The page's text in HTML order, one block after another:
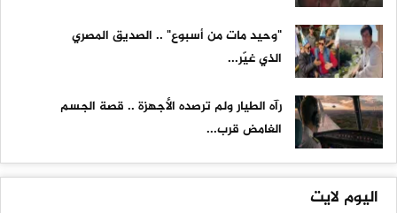
"وحيد مات من أسبوع" .. الصديق المصري
الذي غيّر...
رآه الطيار ولم ترصده الأجهزة .. قصة الجسم
الغامض قرب...
اليوم لايت